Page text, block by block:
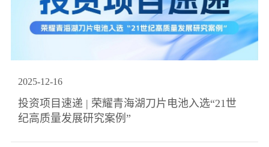
2025-12-16
投资项目速递 | 荣耀青海湖刀片电池入选“21世
纪高质量发展研究案例”